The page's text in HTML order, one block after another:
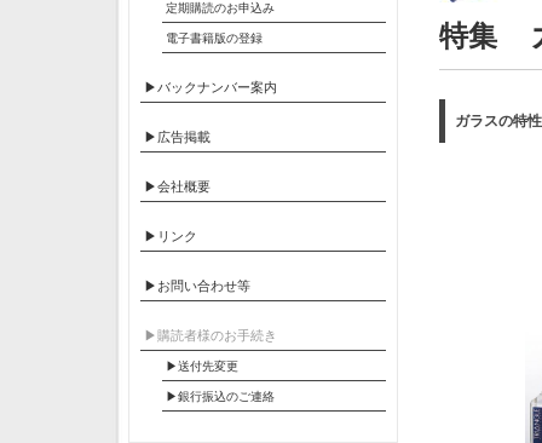
特集
ガラスの特
定期購読のお申込み
電子書籍版の登録
▶バックナンバー案内
▶広告掲載
▶会社概要
▶リンク
▶お問い合わせ等
▶︎購読者様のお手続き
▶送付先変更
▶︎銀行振込のご連絡